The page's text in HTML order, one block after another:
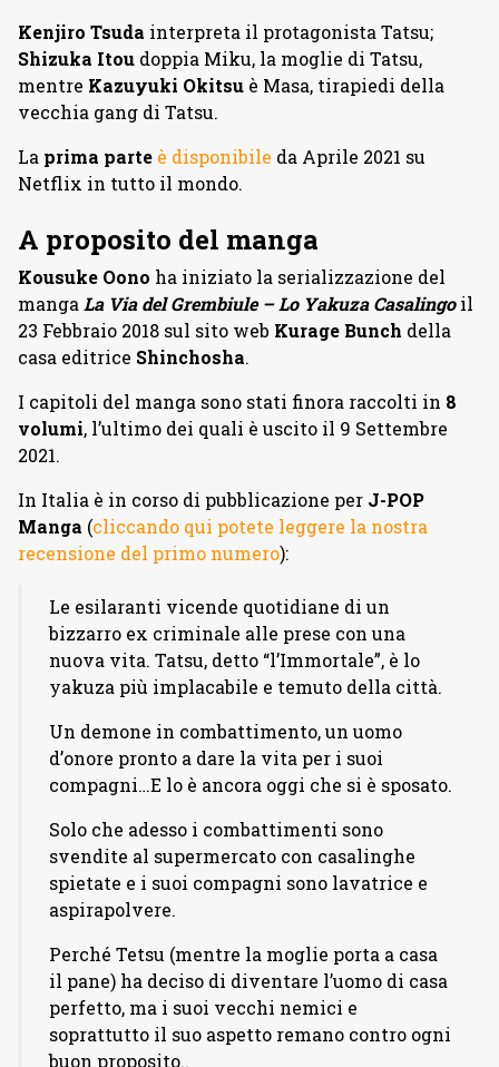
Kenjiro Tsuda interpreta il protagonista Tatsu;
Shizuka Itou doppia Miku, la moglie di Tatsu,
mentre Kazuyuki Okitsu è Masa, tirapiedi della
vecchia gang di Tatsu.
La prima parte è disponibile da Aprile 2021 su
Netflix in tutto il mondo.
A proposito del manga
Kousuke Oono ha iniziato la serializzazione del
manga La Via del Grembiule – Lo Yakuza Casalingoil
23 Febbraio 2018 sul sito web Kurage Bunch della
casa editrice Shinchosha.
I capitoli del manga sono stati finora raccolti in 8
volumi, l’ultimo dei quali è uscito il 9 Settembre
2021.
In Italia è in corso di pubblicazione per J-POP
Manga (cliccando qui potete leggere la nostra
recensione del primo numero):
Le esilaranti vicende quotidiane di un
bizzarro ex criminale alle prese con una
nuova vita. Tatsu, detto “l’Immortale”, è lo
yakuza più implacabile e temuto della città.
Un demone in combattimento, un uomo
d’onore pronto a dare la vita per i suoi
compagni…E lo è ancora oggi che si è sposato.
Solo che adesso i combattimenti sono
svendite al supermercato con casalinghe
spietate e i suoi compagni sono lavatrice e
aspirapolvere.
Perché Tetsu (mentre la moglie porta a casa
il pane) ha deciso di diventare l’uomo di casa
perfetto, ma i suoi vecchi nemici e
soprattutto il suo aspetto remano contro ogni
buon proposito..